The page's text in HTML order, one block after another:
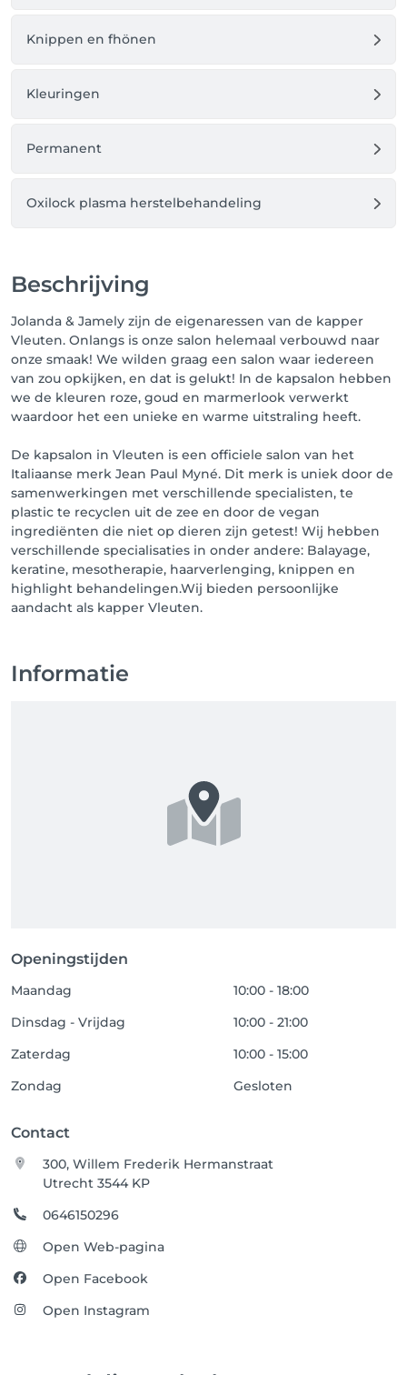
Knippen en fhönen
Kleuringen
Permanent
Oxilock plasma herstelbehandeling
Beschrijving
Jolanda & Jamely zijn de eigenaressen van de kapper
Vleuten. Onlangs is onze salon helemaal verbouwd naar
onze smaak! We wilden graag een salon waar iedereen
van zou opkijken, en dat is gelukt! In de kapsalon hebben
we de kleuren roze, goud en marmerlook verwerkt
waardoor het een unieke en warme uitstraling heeft.
De kapsalon in Vleuten is een officiele salon van het
Italiaanse merk Jean Paul Myné. Dit merk is uniek door de
samenwerkingen met verschillende specialisten, te
plastic te recyclen uit de zee en door de vegan
ingrediënten die niet op dieren zijn getest! Wij hebben
verschillende specialisaties in onder andere: Balayage,
keratine, mesotherapie, haarverlenging, knippen en
highlight behandelingen.Wij bieden persoonlijke
aandacht als kapper Vleuten.
Informatie
Openingstijden
Maandag
10:00 - 18:00
Dinsdag - Vrijdag
10:00 - 21:00
Zaterdag
10:00 - 15:00
Zondag
Gesloten
Contact
300, Willem Frederik Hermanstraat
Utrecht 3544 KP
0646150296
Open Web-pagina
Open Facebook
Open Instagram